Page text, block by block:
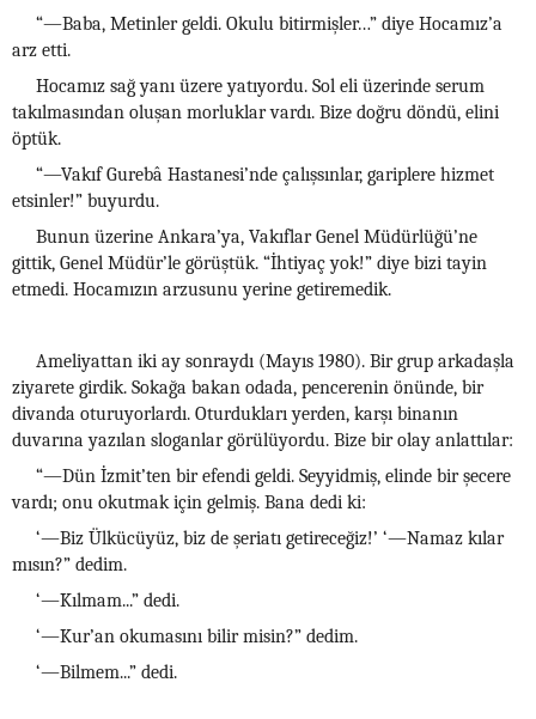
“—Baba, Metinler geldi. Okulu bitirmişler…” diye Hocamız’a
arz etti.
Hocamız sağ yanı üzere yatıyordu. Sol eli üzerinde serum
takılmasından oluşan morluklar vardı. Bize doğru döndü, elini
öptük.
“—Vakıf Gurebâ Hastanesi’nde çalışsınlar, gariplere hizmet
etsinler!” buyurdu.
Bunun üzerine Ankara’ya, Vakıflar Genel Müdürlüğü’ne
gittik, Genel Müdür’le görüştük. “İhtiyaç yok!” diye bizi tayin
etmedi. Hocamızın arzusunu yerine getiremedik.
Ameliyattan iki ay sonraydı (Mayıs 1980). Bir grup arkadaşla
ziyarete girdik. Sokağa bakan odada, pencerenin önünde, bir
divanda oturuyorlardı. Oturdukları yerden, karşı binanın
duvarına yazılan sloganlar görülüyordu. Bize bir olay anlattılar:
“—Dün İzmit’ten bir efendi geldi. Seyyidmiş, elinde bir şecere
vardı; onu okutmak için gelmiş. Bana dedi ki:
‘—Biz Ülkücüyüz, biz de şeriatı getireceğiz!’ ‘—Namaz kılar
mısın?” dedim.
‘—Kılmam...” dedi.
‘—Kur’an okumasını bilir misin?” dedim.
‘—Bilmem...” dedi.